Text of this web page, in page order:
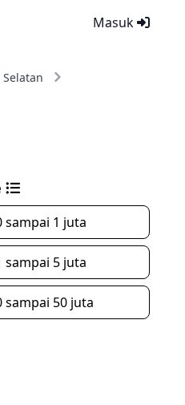
Masuk
sampai 1 juta
sampai 5 juta
sampai 50 juta